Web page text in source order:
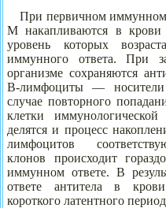
При первичном иммунном
М накапливаются в крови
уровень которых
иммунного ответа. При
организме сохраняются
В-лимфоциты — носители
случае повторного
клетки
делятся и процесс
лимфоцитов
клонов происходит
иммунном ответе. В
ответе антитела в
короткого латентного